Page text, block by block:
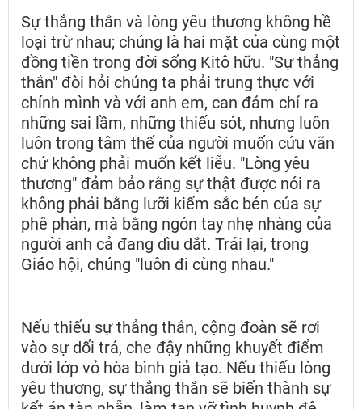
Sự thẳng thắn và lòng yêu thương không hề
loại trừ nhau; chúng là hai mặt của cùng một
đồng tiền trong đời sống Kitô hữu. "Sự thẳng
thắn" đòi hỏi chúng ta phải trung thực với
chính mình và với anh em, can đảm chỉ ra
những sai lầm, những thiếu sót, nhưng luôn
luôn trong tâm thế của người muốn cứu vãn
chứ không phải muốn kết liễu. "Lòng yêu
thương" đảm bảo rằng sự thật được nói ra
không phải bằng lưỡi kiếm sắc bén của sự
phê phán, mà bằng ngón tay nhẹ nhàng của
người anh cả đang dìu dắt. Trái lại, trong
Giáo hội, chúng "luôn đi cùng nhau."
Nếu thiếu sự thẳng thắn, cộng đoàn sẽ rơi
vào sự dối trá, che đậy những khuyết điểm
dưới lớp vỏ hòa bình giả tạo. Nếu thiếu lòng
yêu thương, sự thẳng thắn sẽ biến thành sự